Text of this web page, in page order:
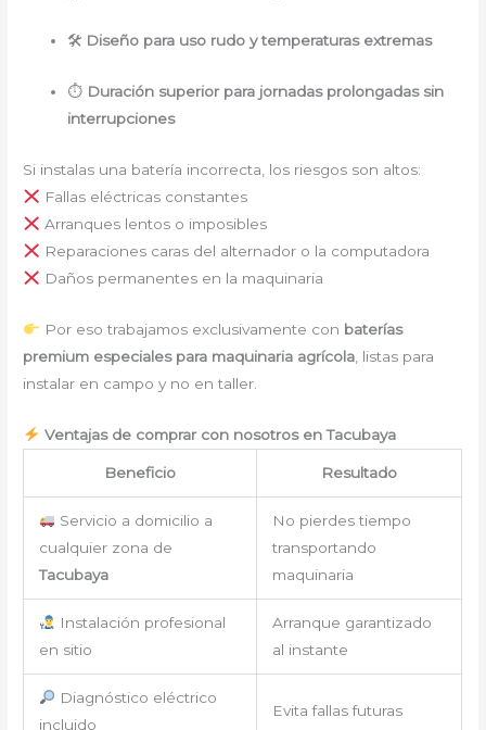
🛠 Diseño para uso rudo y temperaturas extremas
⏱ Duración superior para jornadas prolongadas sin
interrupciones
Si instalas una batería incorrecta, los riesgos son altos:
Fallas eléctricas constantes
Arranques lentos o imposibles
Reparaciones caras del alternador o la computadora
Daños permanentes en la maquinaria
Por eso trabajamos exclusivamente con baterías
premium especiales para maquinaria agrícola , listas para
instalar en campo y no en taller.
Ventajas de comprar con nosotros en Tacubaya
Beneficio Resultado
Servicio a domicilio a
cualquier zona de
Tacubaya
No pierdes tiempo
transportando
maquinaria
Instalación profesional
en sitio
Arranque garantizado
al instante
Diagnóstico eléctrico
incluido
Evita fallas futuras